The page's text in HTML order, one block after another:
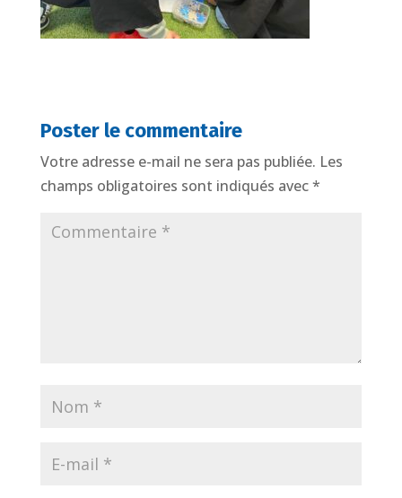
Poster le commentaire
Votre adresse e-mail ne sera pas publiée. Les
champs obligatoires sont indiqués avec*